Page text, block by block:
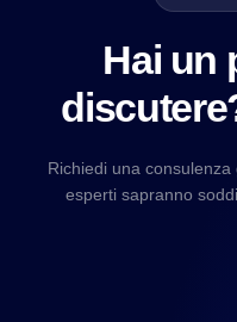
Hai un
Richiedi una
esperti sapranno